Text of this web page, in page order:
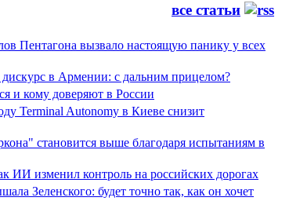
все статьи
Пентагона вызвало настоящую панику у всех
в Армении: с дальним прицелом?
и кому доверяют в России
Terminal Autonomy в Киеве снизит
становится выше благодаря испытаниям в
ИИ изменил контроль на российских дорогах
Зеленского: будет точно так, как он хочет